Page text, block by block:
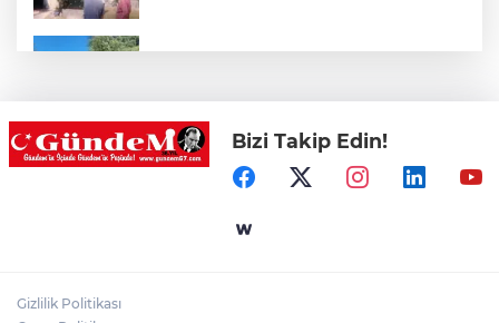
Merdivende baygın bulundu hayatını
kaybetti!
Zonguldak sıcaktan bunaldı, sahillere
Bizi Takip Edin!
Gizlilik Politikası